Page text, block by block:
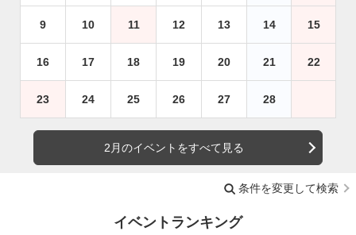
9 10 11 12 13 14 15
16 17 18 19 20 21 22
23 24 25 26 27 28
2月のイベントをすべて見る
条件を変更して検索
イベントランキング